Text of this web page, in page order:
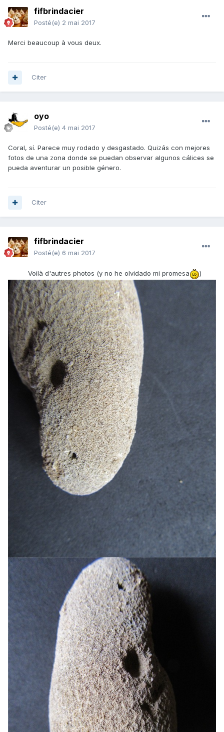
fifbrindacier
Posté(e) 2 mai 2017
Merci beaucoup à vous deux.
Citer
oyo
Posté(e) 4 mai 2017
Coral, sí. Parece muy rodado y desgastado. Quizás con mejores
fotos de una zona donde se puedan observar algunos cálices se
pueda aventurar un posible género.
Citer
fifbrindacier
Posté(e) 6 mai 2017
Voilà d'autres photos (y no he olvidado mi promesa )